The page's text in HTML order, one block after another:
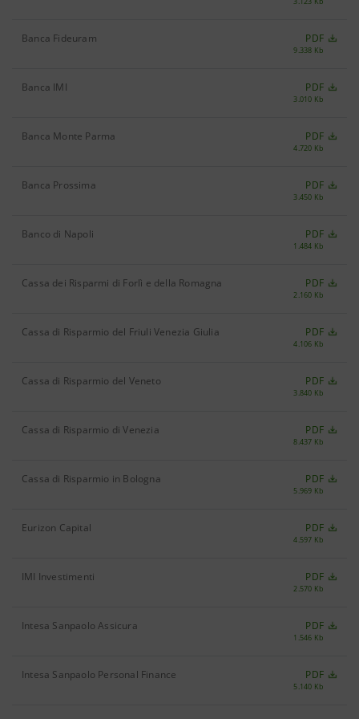
Banca Fideuram PDF
9.338 Kb
Banca IMI PDF
3.010 Kb
Banca Monte Parma PDF
4.720 Kb
Banca Prossima PDF
3.450 Kb
Banco di Napoli PDF
1.484 Kb
Cassa dei Risparmi di Forlì e della Romagna PDF
2.160 Kb
Cassa di Risparmio del Friuli Venezia Giulia PDF
4.106 Kb
Cassa di Risparmio del Veneto PDF
3.840 Kb
Cassa di Risparmio di Venezia PDF
8.437 Kb
Cassa di Risparmio in Bologna PDF
5.969 Kb
Eurizon Capital PDF
4.597 Kb
IMI Investimenti PDF
2.570 Kb
Intesa Sanpaolo Assicura PDF
1.546 Kb
Intesa Sanpaolo Personal Finance PDF
5.140 Kb